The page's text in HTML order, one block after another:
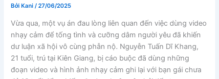
Bởi Kani/27/06/2025
Vừa qua, một vụ án đau lòng liên quan đến việc dùng video
nhạy cảm để tống tình và cưỡng dâm người yêu đã khiến
dư luận xã hội vô cùng phẫn nộ. Nguyễn Tuấn Dĩ Khang,
21 tuổi, trú tại Kiên Giang, bị cáo buộc đã dùng những
đoạn video và hình ảnh nhạy cảm ghi lại với bạn gái chưa